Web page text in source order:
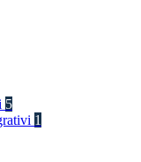
5
1